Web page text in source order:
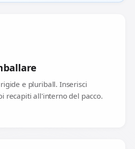
e pluriball. Inserisci
recapiti all'interno del pacco.